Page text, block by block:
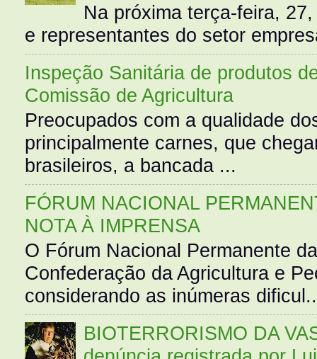
Na próxima terça-feira,
e representantes do setor
Inspeção Sanitária de produtos
Comissão de Agricultura
Preocupados com a qualidade
principalmente carnes, que
brasileiros, a bancada ...
FÓRUM NACIONAL
NOTA À IMPRENSA
O Fórum Nacional Permanente
Confederação da Agricultura e
considerando as inúmeras
BIOTERRORISMO DA